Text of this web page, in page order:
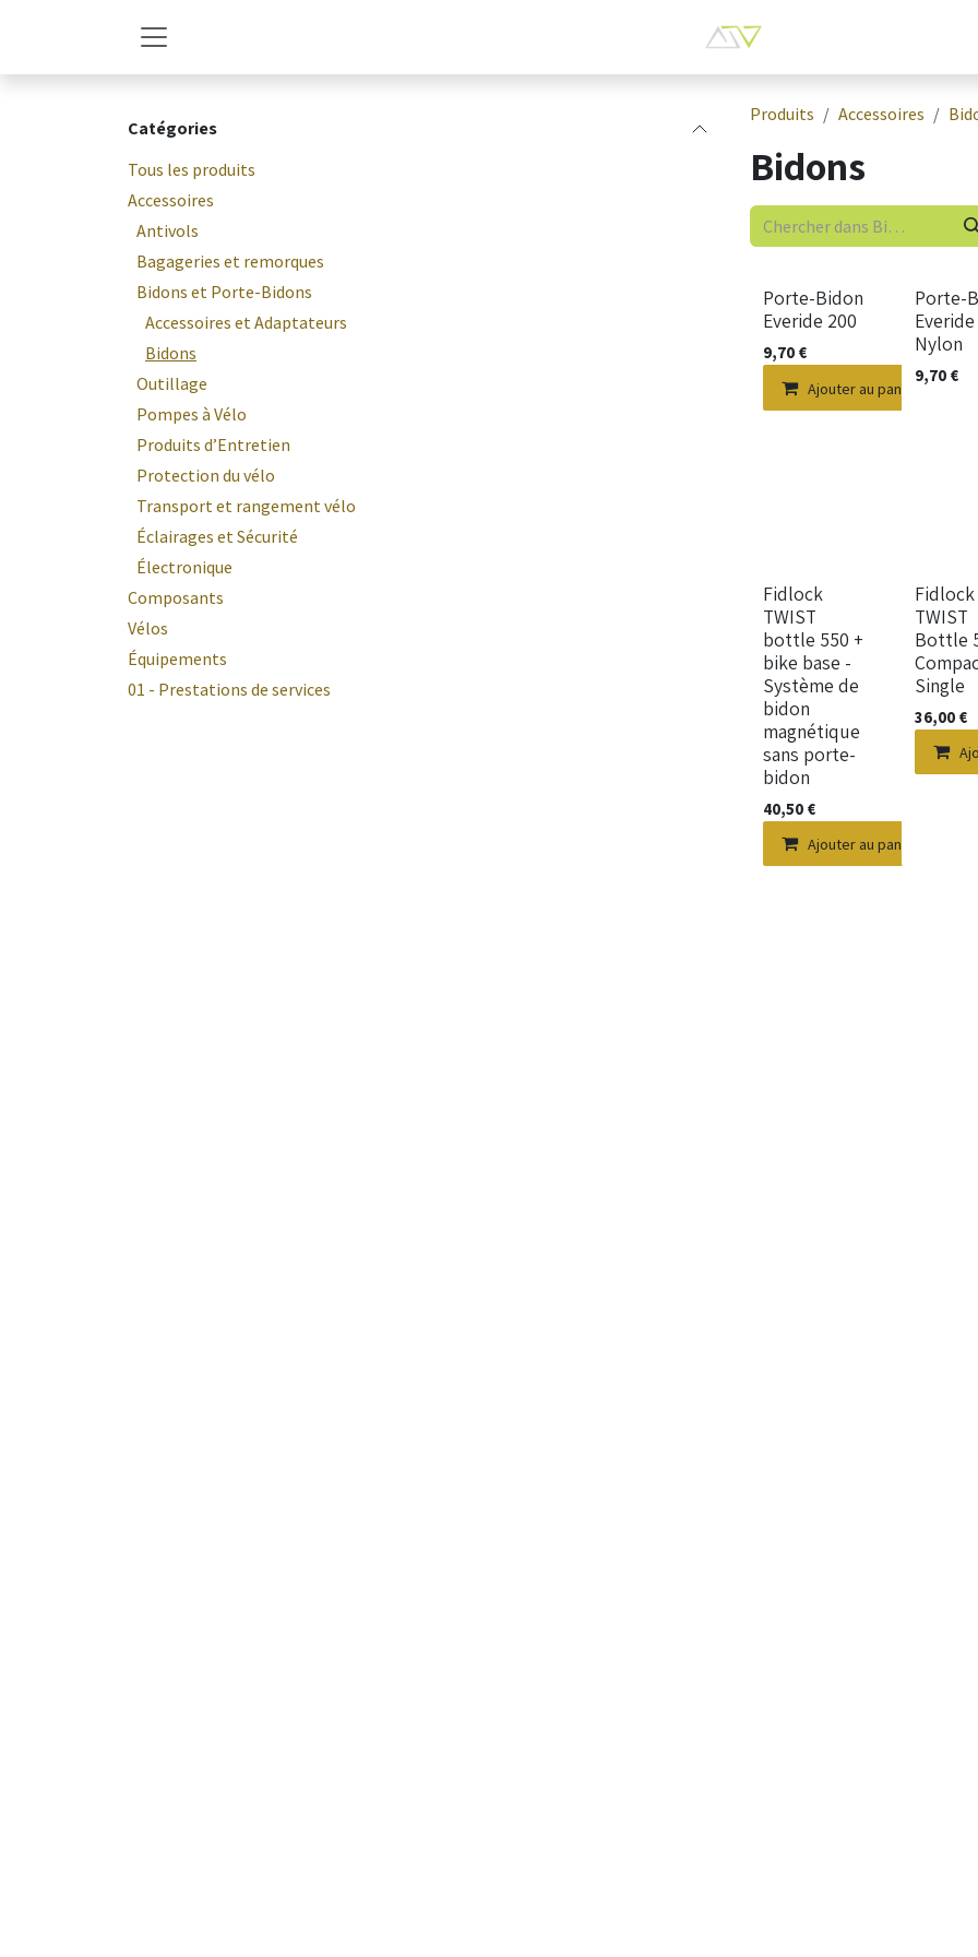
Catégories
Tous les produits
Accessoires
Antivols
Bagageries et remorques
Bidons et Porte-Bidons
Accessoires et Adaptateurs
Bidons
Outillage
Pompes à Vélo
Produits d’Entretien
Protection du vélo
Transport et rangement vélo
Éclairages et Sécurité
Électronique
Composants
Vélos
Équipements
01 - Prestations de services
Produits Accessoires
Bidons
Porte-Bidon
Everide 200
9,70 €
Ajouter au panier
Porte-
Nylon
9,70€
Nouveau !
Fidlock
TWIST
bottle 550 +
bike base -
Système de
bidon
magnétique
sans porte-
bidon
40,50 €
Ajouter au panier
Nouveau !
Fidlock
TWIST
Bottle
Single
36,00€